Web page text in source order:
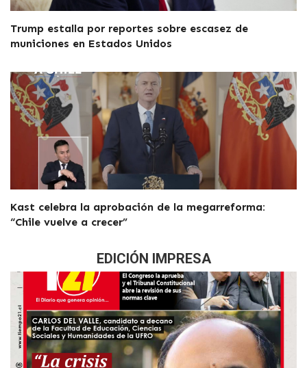
Trump estalla por reportes sobre escasez de
municiones en Estados Unidos
Kast celebra la aprobación de la megarreforma:
“Chile vuelve a crecer”
EDICIÓN IMPRESA